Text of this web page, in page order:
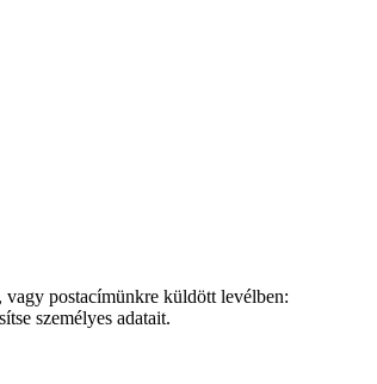
vagy postacímünkre küldött levélben:
személyes adatait.